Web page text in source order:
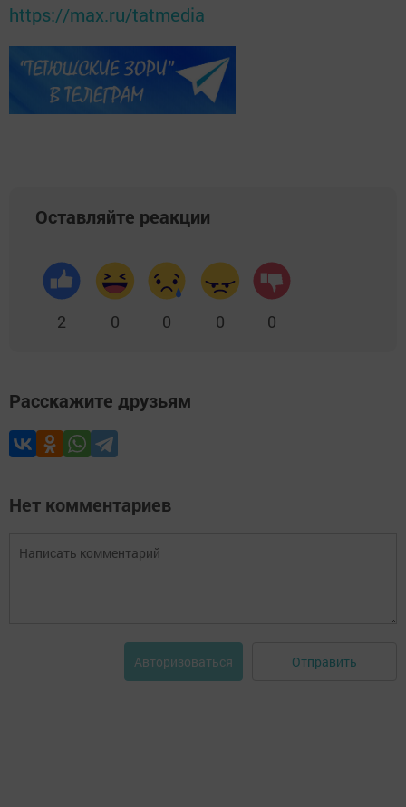
https://max.ru/tatmedia
Оставляйте реакции
2 0 0 0 0
Расскажите друзьям
Нет комментариев
Авторизоваться Отправить